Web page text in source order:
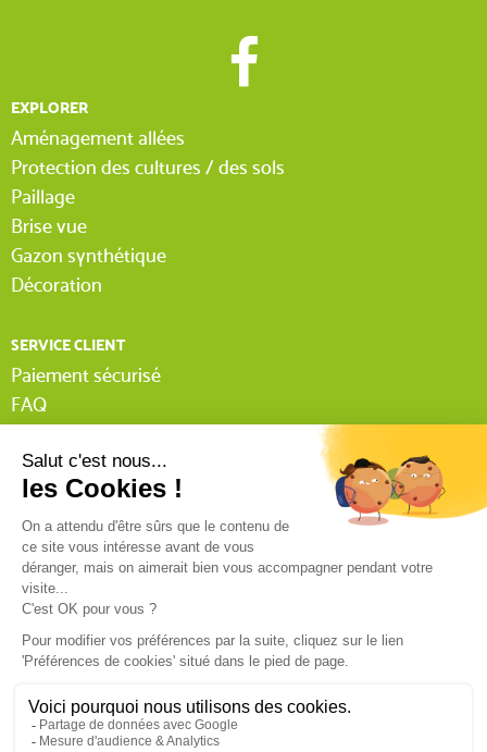
EXPLORER
Aménagement allées
Protection des cultures / des sols
Paillage
Brise vue
Gazon synthétique
Décoration
SERVICE CLIENT
Paiement sécurisé
FAQ
Lexique Tissnet
Suivi commande invité
Contactez-nous
Mentions légales